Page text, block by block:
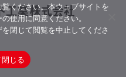
覧ください。本ウェブサイトを
使用に同意ください。
閉じて閲覧を中止してくださ
じる